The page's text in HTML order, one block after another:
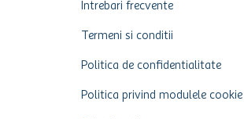
Intrebari frecvente
Termeni si conditii
Politica de confidentialitate
Politica privind modulele cookie